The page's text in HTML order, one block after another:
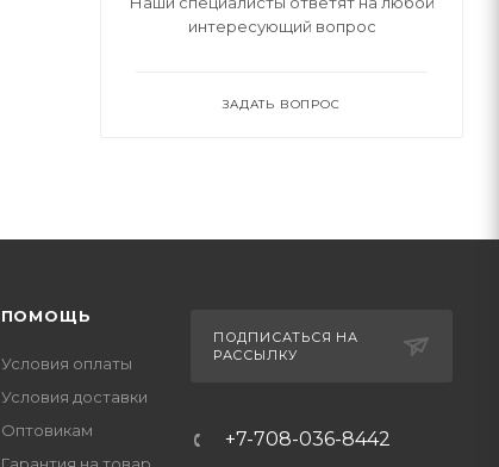
интересующий вопрос
ЗАДАТЬ ВОПРОС
ПОМОЩЬ
Условия оплаты
Условия доставки
Оптовикам
ПОДПИСАТЬСЯ НА
РАССЫЛКУ
+7-708-036-8442